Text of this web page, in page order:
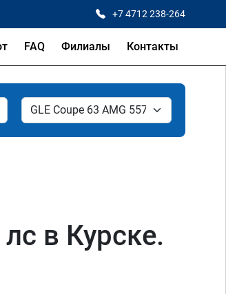
+7 4712 238-264
FAQ Филиалы Контакты
в Курске.